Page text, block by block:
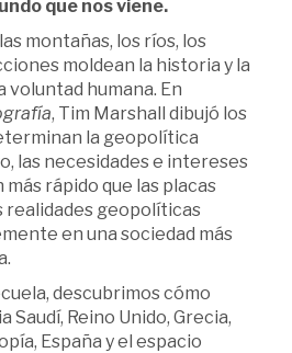
que nos viene.
montañas, los ríos, los
moldean la historia y la
voluntad humana. En
, Tim Marshall dibujó los
la geopolítica
las necesidades e intereses
rápido que las placas
realidades geopolíticas
en una sociedad más
descubrimos cómo
Saudí, Reino Unido, Grecia,
España y el espacio